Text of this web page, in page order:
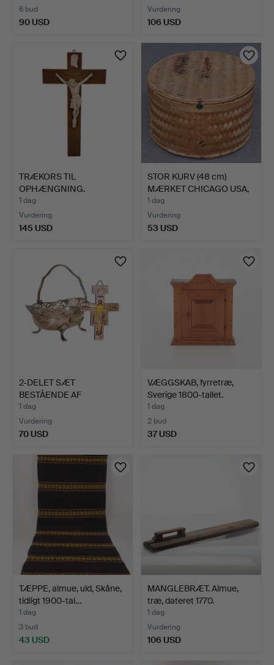
6 bud
90 USD
Vurdering
106 USD
TRÆKORS TIL
OPHÆNGNING.
1 dag
Vurdering
145 USD
STOR KURV (48 cm)
MÆRKET CHICAGO USA,
MÖNS…
1 dag
Vurdering
53 USD
2-DELET SÆT
BESTÅENDE AF
GENNEMBRUDT HANKE…
1 dag
Vurdering
70 USD
VÆGGSKAB, fyrretræ,
Sverige 1800-tallet.
1 dag
2 bud
37 USD
TÆPPE, almue, uld, Skåne,
tidligt 1900-tal…
1 dag
3 bud
43 USD
MANGLEBRÆT. Almue,
træ, dateret 1770.
1 dag
Vurdering
106 USD